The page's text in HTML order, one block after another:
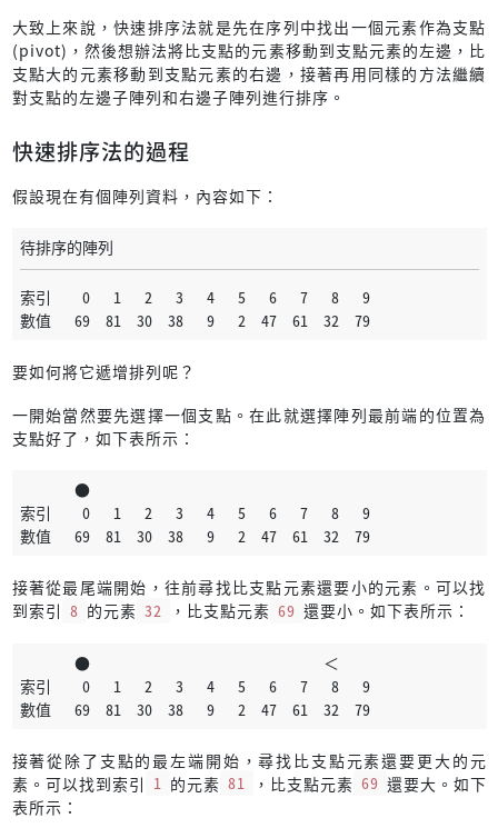
大致上來說，快速排序法就是先在序列中找出一個元素作為支點
(pivot)，然後想辦法將比支點的元素移動到支點元素的左邊，比
支點大的元素移動到支點元素的右邊，接著再用同樣的方法繼續
對支點的左邊子陣列和右邊子陣列進行排序。
快速排序法的過程
假設現在有個陣列資料，內容如下：
待排序的陣列
索引    0   1   2   3   4   5   6   7   8   9
數值   69  81  30  38   9   2  47  61  32  79
要如何將它遞增排列呢？
一開始當然要先選擇一個支點。在此就選擇陣列最前端的位置為
支點好了，如下表所示：
       ●
索引    0   1   2   3   4   5   6   7   8   9
數值   69  81  30  38   9   2  47  61  32  79
接著從最尾端開始，往前尋找比支點元素還要小的元素。可以找
到索引 8 的元素 32 ，比支點元素 69 還要小。如下表所示：
       ●                              ＜
索引    0   1   2   3   4   5   6   7   8   9
數值   69  81  30  38   9   2  47  61  32  79
接著從除了支點的最左端開始，尋找比支點元素還要更大的元
素。可以找到索引 1 的元素 81 ，比支點元素 69 還要大。如下
表所示：